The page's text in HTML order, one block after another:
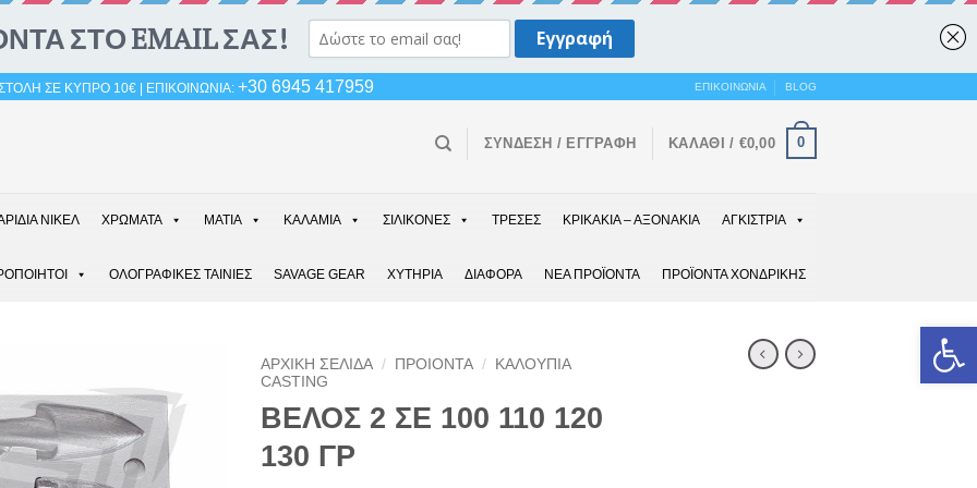
ΣΕ ΚΥΠΡΟ 10€ | ΕΠΙΚΟΙΝΩΝΙΑ: +30 6945 417959 ΕΠΙΚΟΙΝΩΝΙΑ BLOG
ΣΎΝΔΕΣΗ / ΕΓΓΡΑΦΉ ΚΑΛΆΘΙ / €0,00 0
ΝΙΚΕΛ ΧΡΩΜΑΤΑ ΜΑΤΙΑ ΚΑΛΑΜΙΑ ΣΙΛΙΚΟΝΕΣ ΤΡΕΣΕΣ ΚΡΙΚΑΚΙΑ – ΑΞΟΝΑΚΙΑ ΑΓΚΙΣΤΡΙΑ
ΟΛΟΓΡΑΦΙΚΕΣ ΤΑΙΝΙΕΣ SAVAGE GEAR ΧΥΤΗΡΙΑ ΔΙΑΦΟΡΑ ΝΕΑ ΠΡΟΪΟΝΤΑ ΠΡΟΪΟΝΤΑ ΧΟΝΔΡΙΚΗΣ
ΑΡΧΙΚΉ ΣΕΛΊΔΑ / ΠΡΟΙΟΝΤΑ /
ΚΑΛΟΥΠΙΑ
CASTING
ΒΕΛΟΣ 2 ΣΕ 100 110 120
130 ΓΡ